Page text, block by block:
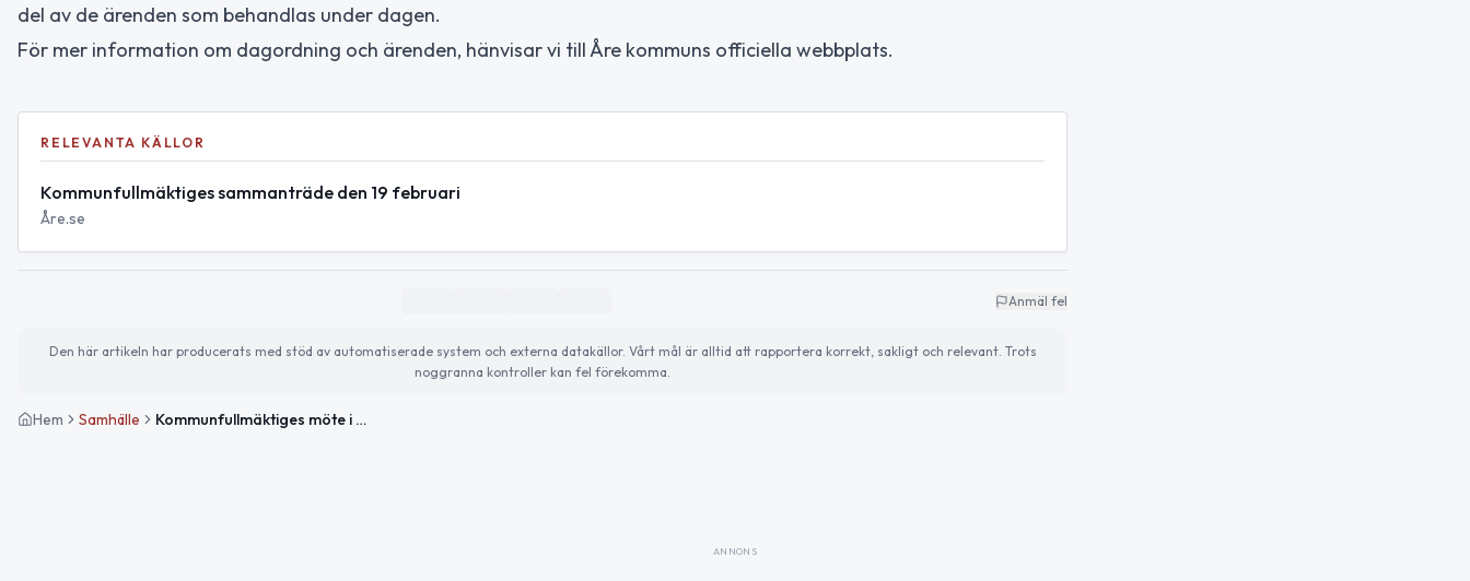
del av de ärenden som behandlas under dagen.
För mer information om dagordning och ärenden, hänvisar vi till Åre kommuns officiella webbplats.
RELEVANTA KÄLLOR
Kommunfullmäktiges sammanträde den 19 februari
Åre.se
Anmäl fel
Den här artikeln har producerats med stöd av automatiserade system och externa datakällor. Vårt mål är alltid att rapportera korrekt, sakligt och relevant. Trots
noggranna kontroller kan fel förekomma.
Hem Samhälle Kommunfullmäktiges möte i Åre den 19 februari
ANNONS